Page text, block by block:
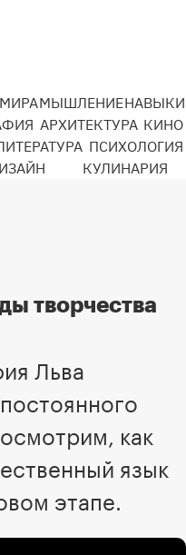
МЫШЛЕНИЕНАВЫКИ
АРХИТЕКТУРА КИНО
ПСИХОЛОГИЯ
КУЛИНАРИЯ
творчества
Льва
как
язык
этапе.